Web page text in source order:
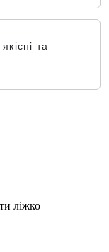
та
ліжко